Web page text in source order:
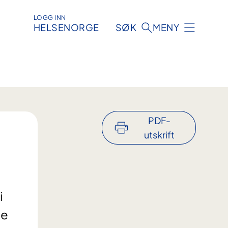
LOGG INN
HELSENORGE SØK MENY
PDF-
utskrift